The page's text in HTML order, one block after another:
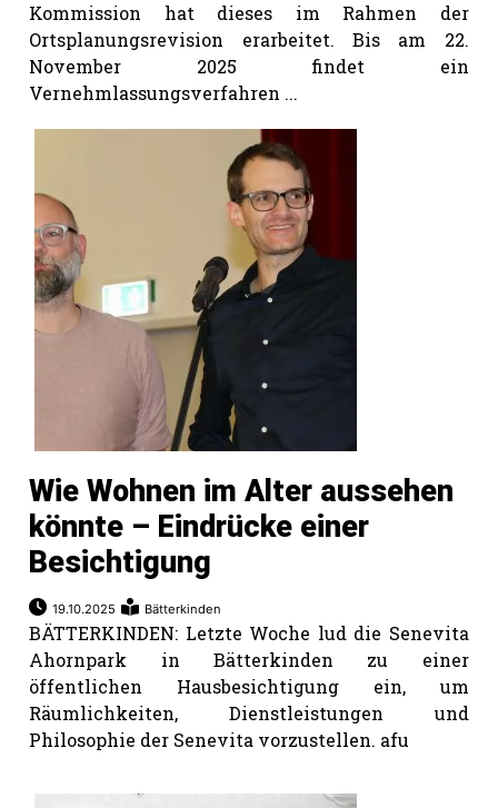
Kommission hat dieses im Rahmen der
Ortsplanungsrevision erarbeitet. Bis am 22.
November 2025 findet ein
Vernehmlassungsverfahren ...
Wie Wohnen im Alter aussehen
könnte – Eindrücke einer
Besichtigung
19.10.2025 Bätterkinden
BÄTTERKINDEN: Letzte Woche lud die Senevita
Ahornpark in Bätterkinden zu einer
öffentlichen Hausbesichtigung ein, um
Räumlichkeiten, Dienstleistungen und
Philosophie der Senevita vorzustellen. afu